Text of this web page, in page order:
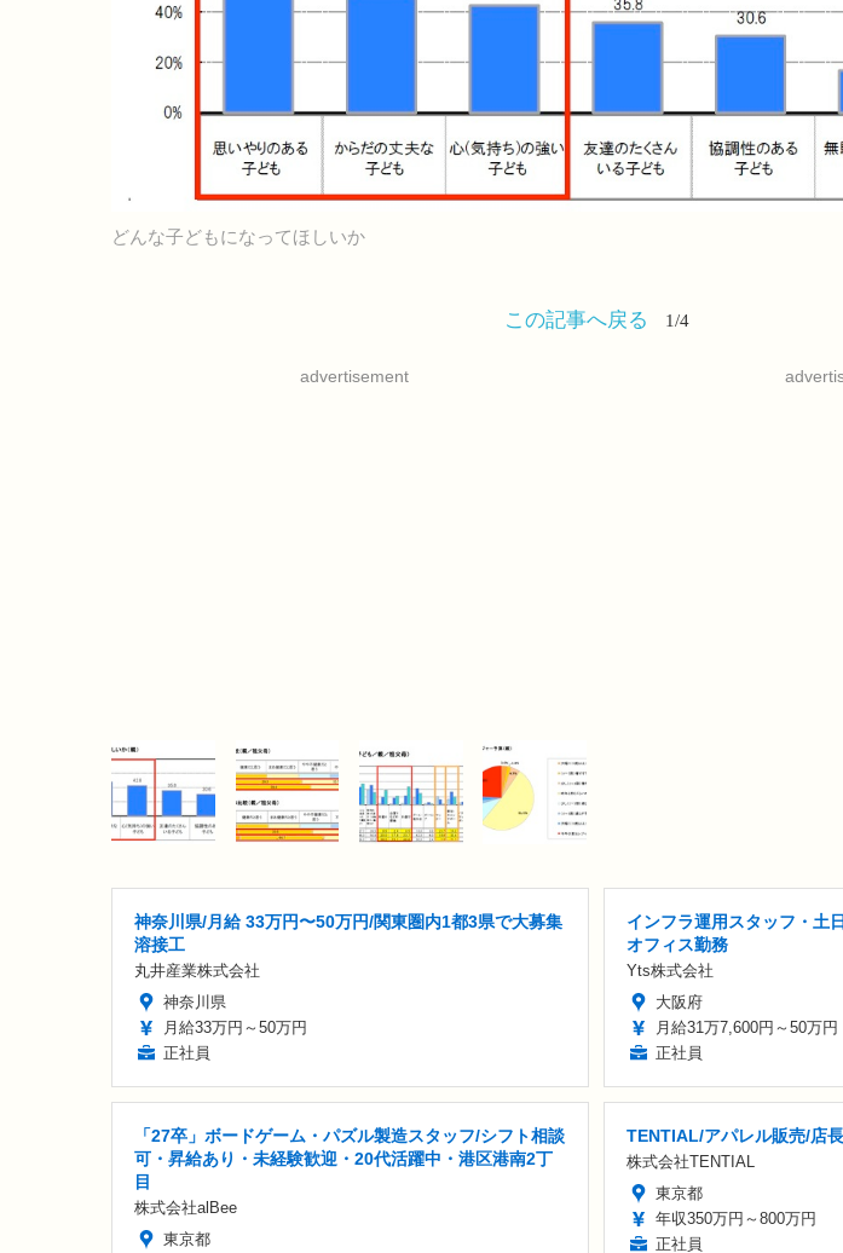
どんな子どもになってほしいか
この記事へ戻る 1/4
advertisement
神奈川県/月給 33万円〜50万円/関東圏内1都3県で大募集
溶接工
丸井産業株式会社
神奈川県
月給33万円～50万円
正社員
インフラ運用スタッフ・土
オフィス勤務
Yts株式会社
大阪府
月給31万7,600円～50万円
正社員
「27卒」ボードゲーム・パズル製造スタッフ/シフト相談
可・昇給あり・未経験歓迎・20代活躍中・港区港南2丁
目
株式会社alBee
東京都
TENTIAL/アパレル販売/店
株式会社TENTIAL
東京都
年収350万円～800万円
正社員